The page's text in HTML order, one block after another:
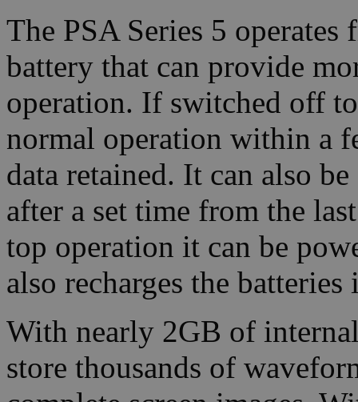
The PSA Series 5
battery that can provide
operation. If switched off
normal operation within a
data retained. It can also
after a set time from the
top operation it can be
also recharges the
With nearly 2GB of
store thousands of